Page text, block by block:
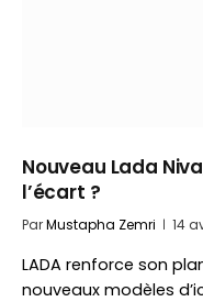
Nouveau Lada
l’écart ?
ParMustapha Zemri 14
LADA renforce son
nouveaux modèles